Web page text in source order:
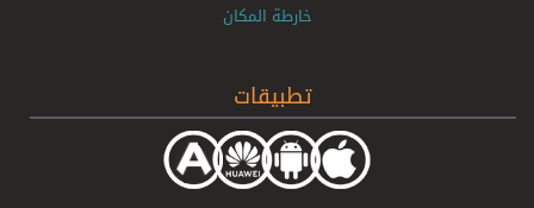
خارطة المكان
تطبيقات